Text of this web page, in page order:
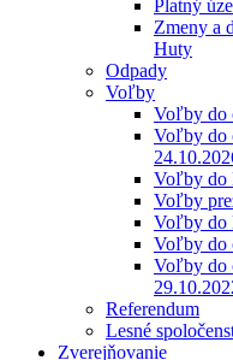
Platný
Zmeny a
Huty
Odpady
Voľby
Voľby do
Voľby do
Voľby do
Voľby
Voľby do
Voľby do
Voľby do
Referendum
Lesné
Zverejňovanie